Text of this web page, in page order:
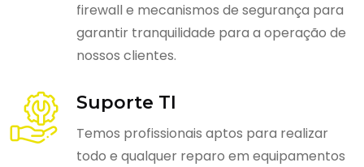
firewall e mecanismos de segurança para
garantir tranquilidade para a operação de
nossos clientes.
Suporte TI
Temos profissionais aptos para realizar
todo e qualquer reparo em equipamentos